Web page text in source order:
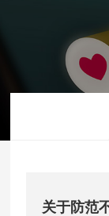
关于防范